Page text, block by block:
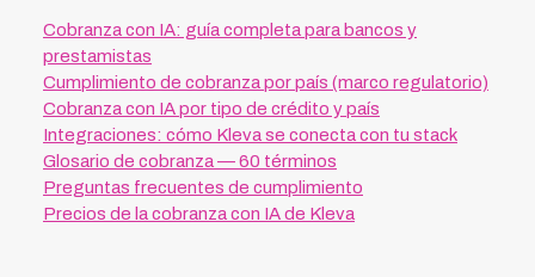
Cobranza con IA: guía completa para bancos y
prestamistas
Cumplimiento de cobranza por país (marco regulatorio)
Cobranza con IA por tipo de crédito y país
Integraciones: cómo Kleva se conecta con tu stack
Glosario de cobranza — 60 términos
Preguntas frecuentes de cumplimiento
Precios de la cobranza con IA de Kleva